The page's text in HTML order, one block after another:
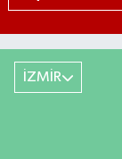
İZMİR